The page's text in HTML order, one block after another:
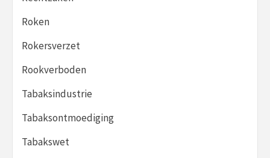
Roken
Rokersverzet
Rookverboden
Tabaksindustrie
Tabaksontmoediging
Tabakswet